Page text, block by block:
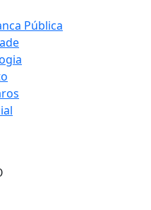
Pública